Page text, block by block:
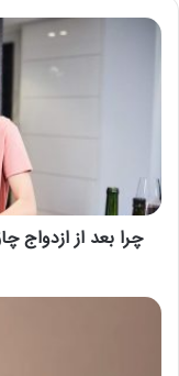
چرا
چاقی
بعد
زنان
چرا بعد از ازدواج
مزوتراپی